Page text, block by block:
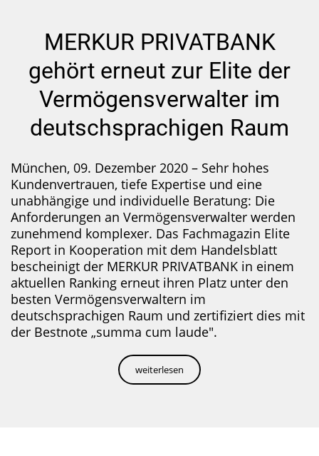
MERKUR PRIVATBANK
gehört erneut zur Elite der
Vermögensverwalter im
deutschsprachigen Raum
München, 09. Dezember 2020 – Sehr hohes
Kundenvertrauen, tiefe Expertise und eine
unabhängige und individuelle Beratung: Die
Anforderungen an Vermögensverwalter werden
zunehmend komplexer. Das Fachmagazin Elite
Report in Kooperation mit dem Handelsblatt
bescheinigt der MERKUR PRIVATBANK in einem
aktuellen Ranking erneut ihren Platz unter den
besten Vermögensverwaltern im
deutschsprachigen Raum und zertifiziert dies mit
der Bestnote „summa cum laude".
weiterlesen